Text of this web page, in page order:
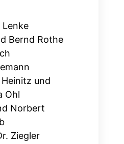
Lenke
Bernd Rothe
und
Ohl
Norbert
Ziegler